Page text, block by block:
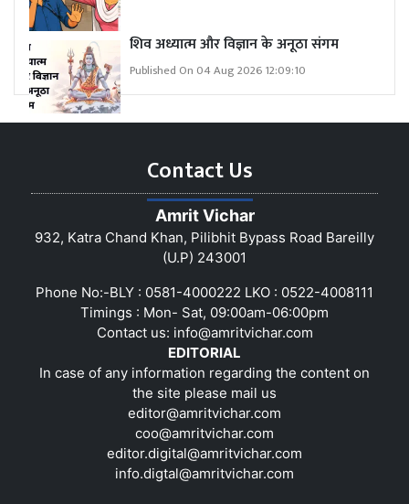
शिव अध्यात्म और विज्ञान के अनूठा संगम
Published On 04 Aug 2026 12:09:10
Contact Us
Amrit Vichar
932, Katra Chand Khan, Pilibhit Bypass Road Bareilly
(U.P) 243001
Phone No:-BLY : 0581-4000222 LKO : 0522-4008111
Timings : Mon- Sat, 09:00am-06:00pm
Contact us: info@amritvichar.com
EDITORIAL
In case of any information regarding the content on
the site please mail us
editor@amritvichar.com
coo@amritvichar.com
editor.digital@amritvichar.com
info.digtal@amritvichar.com